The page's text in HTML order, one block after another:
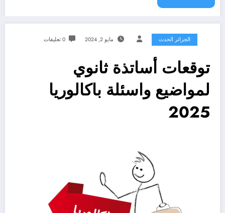
الجزائر الحدث مايو 2, 2024 0 تعليقات
توقعات أساتذة ثانوي
لمواضيع واسئلة باكالوريا
2025